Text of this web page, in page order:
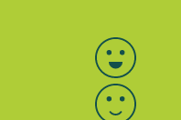
Bewertung